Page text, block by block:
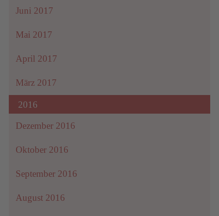
Juni 2017
Mai 2017
April 2017
März 2017
2016
Dezember 2016
Oktober 2016
September 2016
August 2016